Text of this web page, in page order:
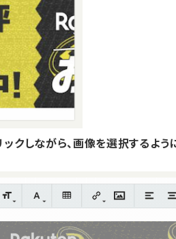
ックしながら、画像を選択するよ